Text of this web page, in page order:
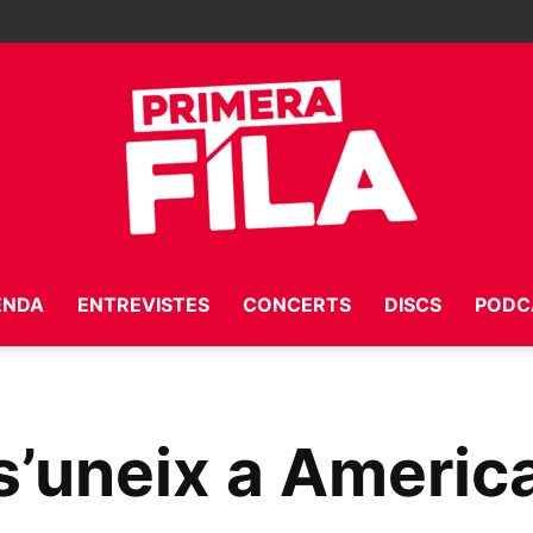
Fila
ENTREVISTES CONCERTS DISCS
a